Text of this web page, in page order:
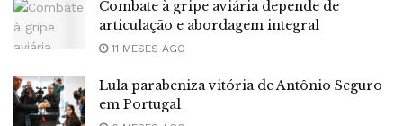
Combate à gripe aviária depende de
articulação e abordagem integral
11 MESES AGO
Lula parabeniza vitória de Antônio Seguro
em Portugal